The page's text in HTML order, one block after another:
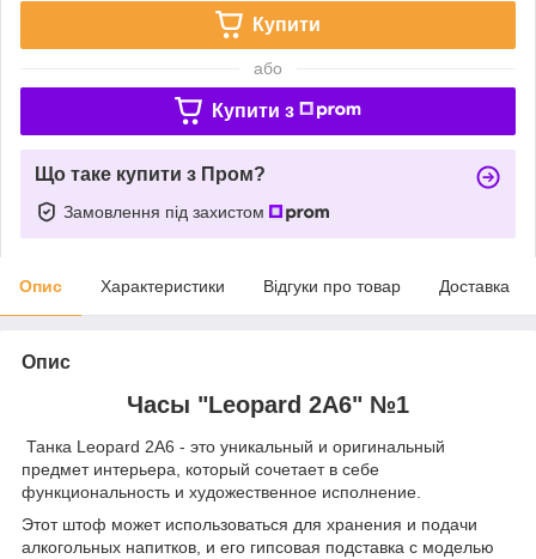
Купити
або
Купити з
Що таке купити з Пром?
Замовлення під захистом
Опис Характеристики Відгуки про товар Доставка
Опис
Часы "Leopard 2A6" №1
Танка Leopard 2A6 - это уникальный и оригинальный
предмет интерьера, который сочетает в себе
функциональность и художественное исполнение.
Этот штоф может использоваться для хранения и подачи
алкогольных напитков, и его гипсовая подставка с моделью